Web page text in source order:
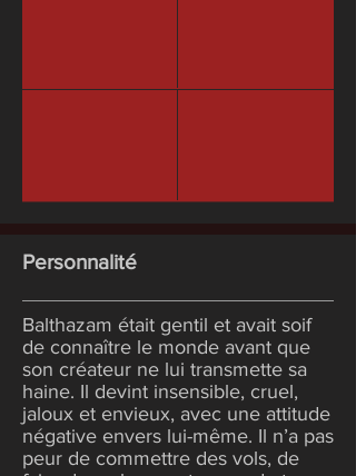
Personnalité
Balthazam était gentil et avait soif
de connaître le monde avant que
son créateur ne lui transmette sa
haine. Il devint insensible, cruel,
jaloux et envieux, avec une attitude
négative envers lui-même. Il n’a pas
peur de commettre des vols, de